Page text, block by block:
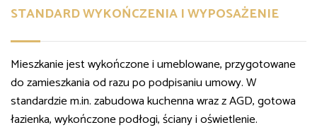
STANDARD WYKOŃCZENIA I WYPOSAŻENIE
Mieszkanie jest wykończone i umeblowane, przygotowane
do zamieszkania od razu po podpisaniu umowy. W
standardzie m.in. zabudowa kuchenna wraz z AGD, gotowa
łazienka, wykończone podłogi, ściany i oświetlenie.